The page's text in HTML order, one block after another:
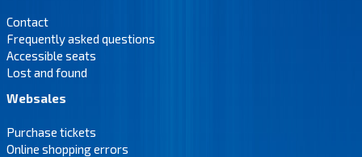
Contact
Frequently asked questions
Accessible seats
Lost and found
Websales
Purchase tickets
Online shopping errors